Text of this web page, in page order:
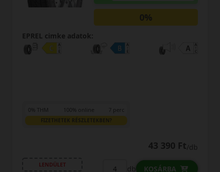
0%
EPREL cimke adatok:
0% THM 100% online 7 perc
FIZETHETEK RÉSZLETEKBEN?
43 390 Ft/db
LENDÜLET
db KOSÁRBA